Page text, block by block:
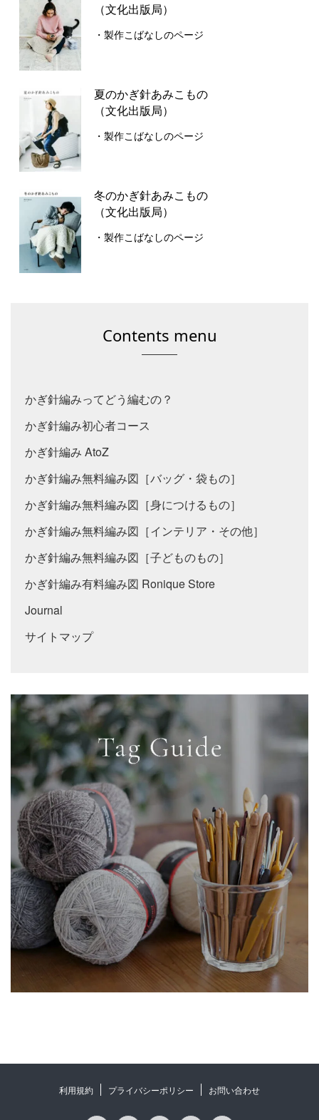
（文化出版局）
・製作こばなしのページ
夏のかぎ針あみこもの
（文化出版局）
・製作こばなしのページ
冬のかぎ針あみこもの
（文化出版局）
・製作こばなしのページ
Contents menu
かぎ針編みってどう編むの？
かぎ針編み初心者コース
かぎ針編み AtoZ
かぎ針編み無料編み図［バッグ・袋もの］
かぎ針編み無料編み図［身につけるもの］
かぎ針編み無料編み図［インテリア・その他］
かぎ針編み無料編み図［子どものもの］
かぎ針編み有料編み図 Ronique Store
Journal
サイトマップ
利用規約 プライバシーポリシー お問い合わせ